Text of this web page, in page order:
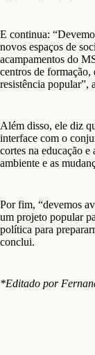
E continua:
novos espaços de
acampamentos do
centros de formação,
resistência popular”,
Além disso, ele diz
interface com o
cortes na educação
ambiente e as
Por fim, “devemos
um projeto popular
política para
conclui.
*Editado por